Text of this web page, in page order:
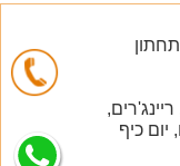
כיף
חייג